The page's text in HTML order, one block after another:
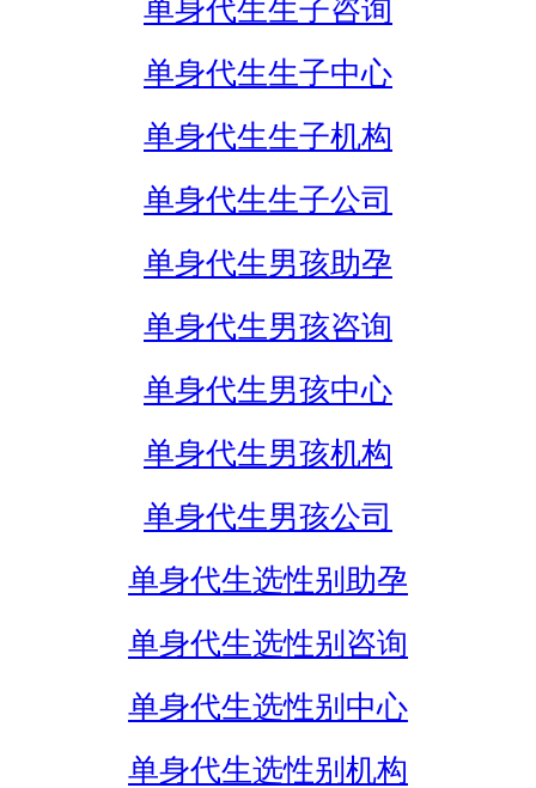
单身代生生子咨询
单身代生生子中心
单身代生生子机构
单身代生生子公司
单身代生男孩助孕
单身代生男孩咨询
单身代生男孩中心
单身代生男孩机构
单身代生男孩公司
单身代生选性别助孕
单身代生选性别咨询
单身代生选性别中心
单身代生选性别机构